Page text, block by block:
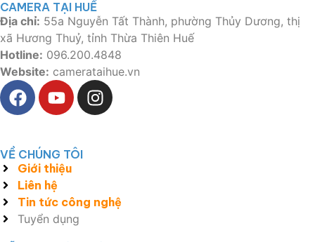
CAMERA TẠI HUẾ
Địa chỉ: 55a Nguyễn Tất Thành, phường Thủy Dương, thị
xã Hương Thuỷ, tỉnh Thừa Thiên Huế
Hotline: 096.200.4848
Website: camerataihue.vn
VỀ CHÚNG TÔI
Giới thiệu
Liên hệ
Tin tức công nghệ
Tuyển dụng